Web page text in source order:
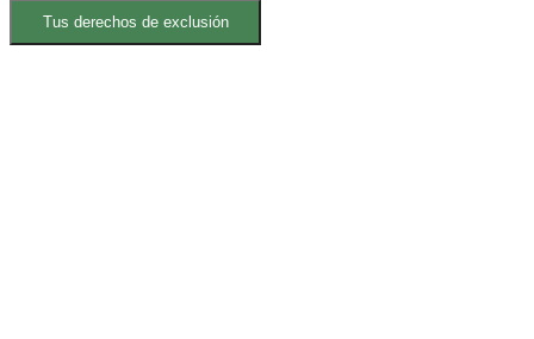
Tus derechos de exclusión